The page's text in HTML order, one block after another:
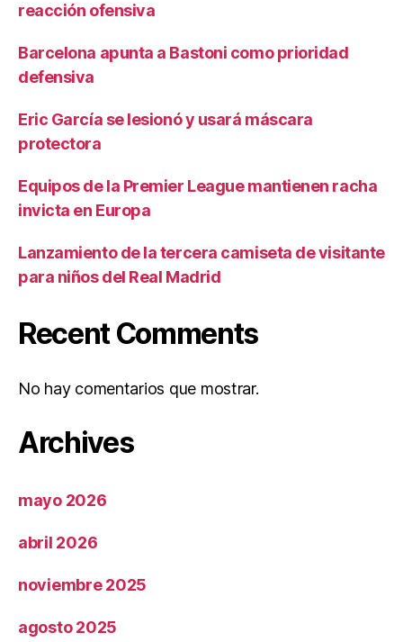
reacción ofensiva
Barcelona apunta a Bastoni como prioridad
defensiva
Eric García se lesionó y usará máscara
protectora
Equipos de la Premier League mantienen racha
invicta en Europa
Lanzamiento de la tercera camiseta de visitante
para niños del Real Madrid
Recent Comments
No hay comentarios que mostrar.
Archives
mayo 2026
abril 2026
noviembre 2025
agosto 2025